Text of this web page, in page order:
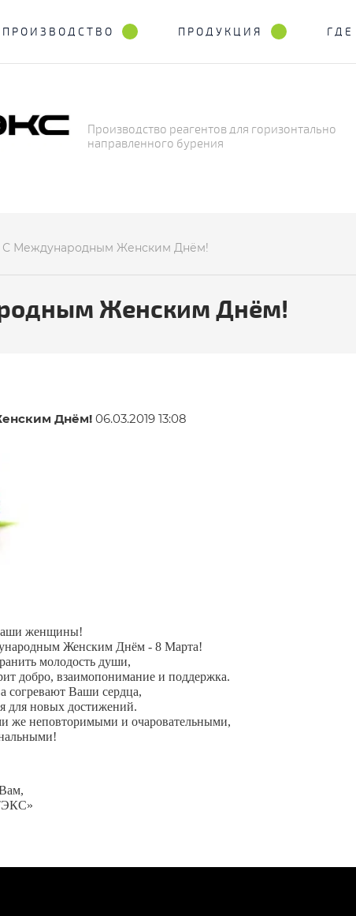
ПРОИЗВОДСТВО ПРОДУКЦИЯ
Производство реагентов для горизонтально
направленного бурения
С Международным Женским Днём!
Женским Днём!
Днём! 06.03.2019 13:08
женщины!
Женским Днём - 8 Марта!
молодость души,
добро, взаимопонимание и поддержка.
согревают Ваши сердца,
для новых достижений.
же неповторимыми и очаровательными,